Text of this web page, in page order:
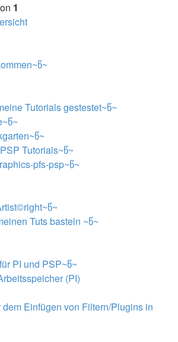
1
Tutorials gestestet~წ~
Tutorials~წ~
pfs-psp~წ~
Tuts basteln ~წ~
PI und PSP~წ~
(PI)
Einfügen von Filtern/Plugins in